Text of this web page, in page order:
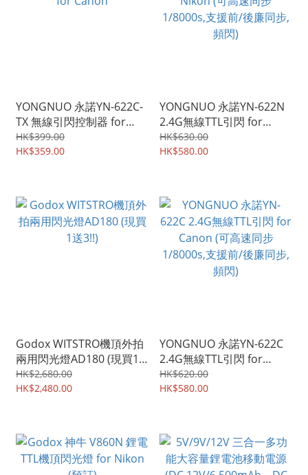
YONGNUO 永諾YN-622C-
TX 無線引閃控制器 for
Canon
HK$399.00
HK$359.00
YONGNUO 永諾YN-622N
2.4G無線TTL引閃 for
Nikon (可高速同步
1/8000s,支援前/後廉同步,
HK$630.00
HK$580.00
Godox WITSTRO機頂外拍
兩用閃光燈AD180 (現買1
送3!!)
HK$2,680.00
HK$2,480.00
YONGNUO 永諾YN-622C
2.4G無線TTL引閃 for
Canon (可高速同步
1/8000s,支援前/後廉同步,
HK$620.00
HK$580.00